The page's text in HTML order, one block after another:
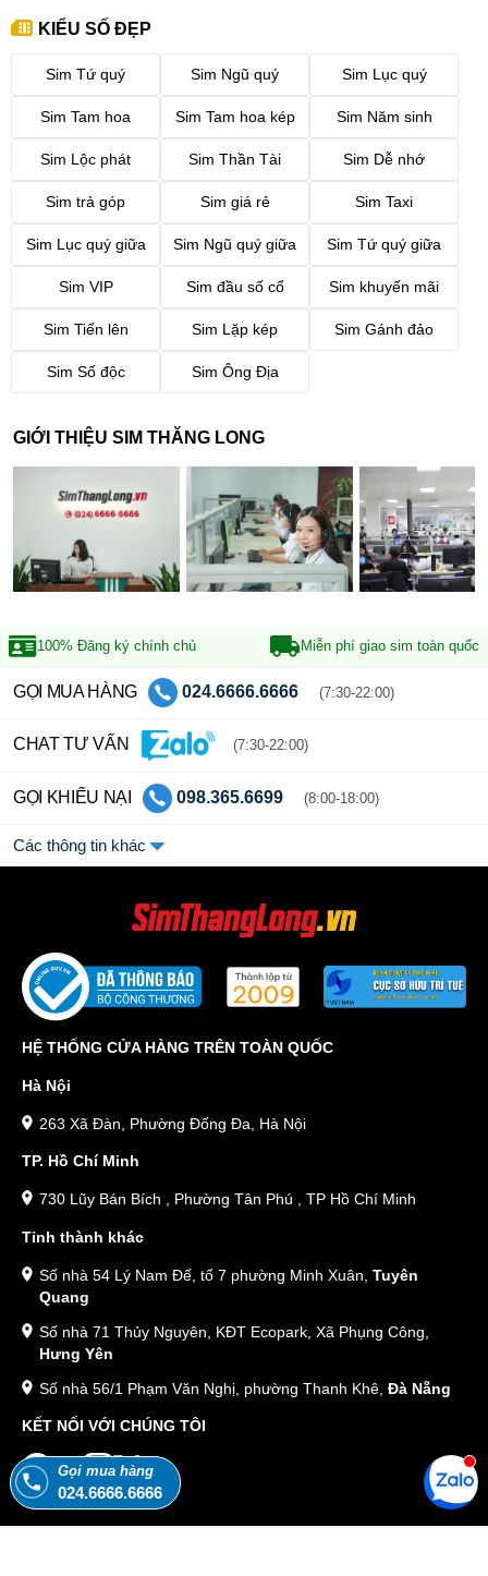
KIỂU SỐ ĐẸP
Sim Tứ quý Sim Ngũ quý Sim Lục quý
Sim Tam hoa Sim Tam hoa kép Sim Năm sinh
Sim Lộc phát Sim Thần Tài Sim Dễ nhớ
Sim trả góp Sim giá rẻ Sim Taxi
Sim Lục quý giữa Sim Ngũ quý giữa Sim Tứ quý giữa
Sim VIP Sim đầu số cổ Sim khuyến mãi
Sim Tiến lên Sim Lặp kép Sim Gánh đảo
Sim Số độc Sim Ông Địa
GIỚI THIỆU SIM THĂNG LONG
100% Đăng ký chính chủ Miễn phí giao sim toàn quốc
GỌI MUA HÀNG 024.6666.6666 (7:30-22:00)
CHAT TƯ VẤN (7:30-22:00)
GỌI KHIẾU NẠI 098.365.6699 (8:00-18:00)
Các thông tin khác
HỆ THỐNG CỬA HÀNG TRÊN TOÀN QUỐC
Hà Nội
263 Xã Đàn, Phường Đống Đa, Hà Nội
TP. Hồ Chí Minh
730 Lũy Bán Bích , Phường Tân Phú , TP Hồ Chí Minh
Tỉnh thành khác
Số nhà 54 Lý Nam Đế, tổ 7 phường Minh Xuân, Tuyên
Quang
Số nhà 71 Thủy Nguyên, KĐT Ecopark, Xã Phụng Công,
Hưng Yên
Số nhà 56/1 Phạm Văn Nghị, phường Thanh Khê, Đà Nẵng
KẾT NỐI VỚI CHÚNG TÔI
Gọi mua hàng
024.6666.6666